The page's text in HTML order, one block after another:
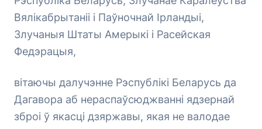
Вялікабрытаніі і Паўночнай Ірландыі,
Злучаныя Штаты Амерыкі і Расейская
Федэрацыя,
вітаючы далучэнне Рэспублікі Беларусь да
Дагавора аб нераспаўсюджванні ядзернай
зброі ў якасці дзяржавы, якая не валодае